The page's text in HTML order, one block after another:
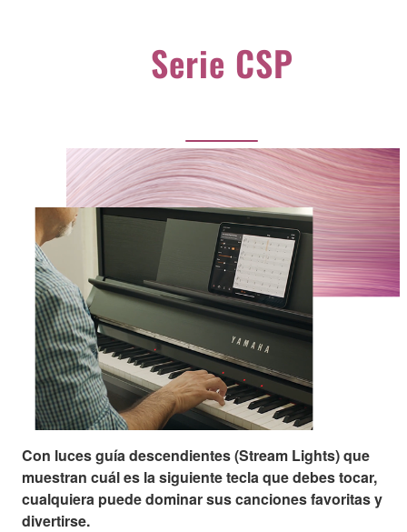
Serie CSP
Con luces guía descendientes (Stream Lights) que
muestran cuál es la siguiente tecla que debes tocar,
cualquiera puede dominar sus canciones favoritas y
divertirse.